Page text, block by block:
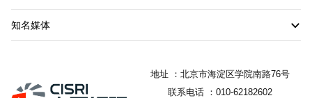
知名媒体
地址 ：北京市海淀区学院南路76号
联系电话 ：010-62182602